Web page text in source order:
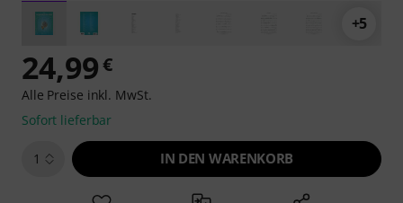
+5
24,99€
Alle Preise inkl. MwSt.
Sofort lieferbar
1 IN DEN WARENKORB